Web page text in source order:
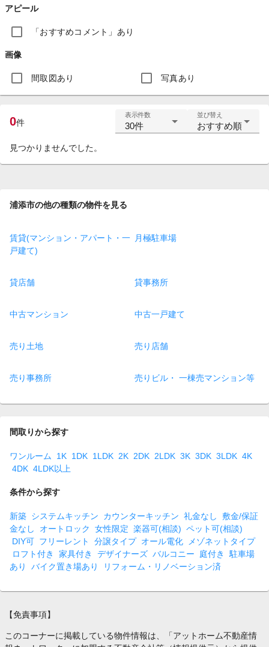
アピール
「おすすめコメント」あり
画像
間取図あり 写真あり
0件
表示件数
30件
並び替え
おすすめ順
見つかりませんでした。
浦添市の他の種類の物件を見る
賃貸(マンション・アパート・一
戸建て)
月極駐車場
貸店舗 貸事務所
中古マンション 中古一戸建て
売り土地 売り店舗
売り事務所 売りビル・ 一棟売マンション等
間取りから探す
ワンルーム 1K 1DK 1LDK 2K 2DK 2LDK 3K 3DK 3LDK 4K
4DK 4LDK以上
条件から探す
新築 システムキッチン カウンターキッチン 礼金なし
敷金/保証
金なし
オートロック 女性限定 楽器可(相談) ペット可(相談)
DIY可 フリーレント 分譲タイプ オール電化
メゾネットタイプ
ロフト付き
家具付き デザイナーズ バルコニー 庭付き
駐車場
あり
バイク置き場あり リフォーム・リノベーション済
【免責事項】
このコーナーに掲載している物件情報は、「アットホーム不動産情